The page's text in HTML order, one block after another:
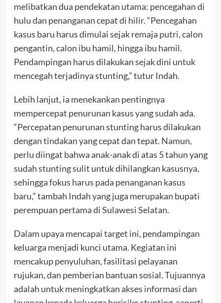
melibatkan dua pendekatan utama: pencegahan di
hulu dan penanganan cepat di hilir. “Pencegahan
kasus baru harus dimulai sejak remaja putri, calon
pengantin, calon ibu hamil, hingga ibu hamil.
Pendampingan harus dilakukan sejak dini untuk
mencegah terjadinya stunting,” tutur Indah.
Lebih lanjut, ia menekankan pentingnya
mempercepat penurunan kasus yang sudah ada.
“Percepatan penurunan stunting harus dilakukan
dengan tindakan yang cepat dan tepat. Namun,
perlu diingat bahwa anak-anak di atas 5 tahun yang
sudah stunting sulit untuk dihilangkan kasusnya,
sehingga fokus harus pada penanganan kasus
baru,” tambah Indah yang juga merupakan bupati
perempuan pertama di Sulawesi Selatan.
Dalam upaya mencapai target ini, pendampingan
keluarga menjadi kunci utama. Kegiatan ini
mencakup penyuluhan, fasilitasi pelayanan
rujukan, dan pemberian bantuan sosial. Tujuannya
adalah untuk meningkatkan akses informasi dan